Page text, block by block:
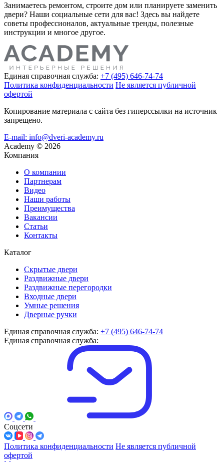
Занимаетесь ремонтом, строите дом или планируете заменить
двери? Наши социальные сети для вас! Здесь вы найдете
советы профессионалов, актуальные тренды, полезные
инструкции и многое другое.
Единая справочная служба: +7 (495) 646-74-74
Политика конфиденциальности Не является публичной
офертой
Копирование материала с сайта без гиперссылки на источник
запрещено.
E-mail: info@dveri-academy.ru
Academy © 2026
Компания
О компании
Партнерам
Видео
Наши работы
Преимущества
Вакансии
Статьи
Контакты
Каталог
Скрытые двери
Раздвижные двери
Раздвижные перегородки
Входные двери
Умные решения
Дверные ручки
Единая справочная служба: +7 (495) 646-74-74
Единая справочная служба:
Соцсети
Политика конфиденциальности Не является публичной
офертой